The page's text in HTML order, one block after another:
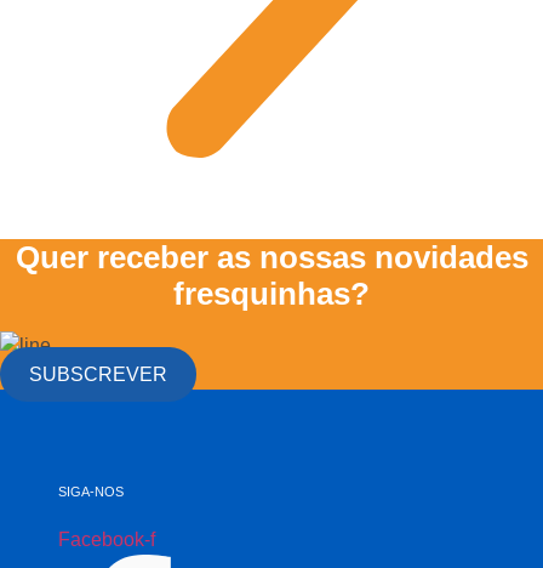
Quer receber as nossas novidades
fresquinhas?
SUBSCREVER
SIGA-NOS
Facebook-f